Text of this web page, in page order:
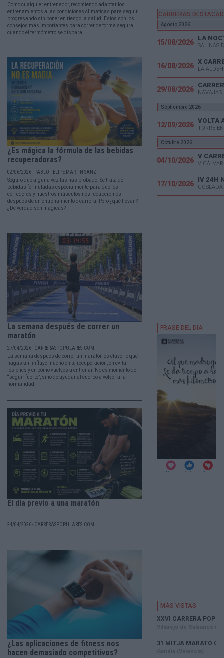
Como cualquier entrenador, recomiendo adaptar los
entrenamientos a las condiciones climáticas para seguir
progresando sin poner en riesgo la salud. Estos son los
consejos más importantes para correr de forma segura
cuando el termómetro se dispara.
¿Es mágica la fórmula de las bebidas
recuperadoras?
02/06/2026 - PABLO FELIPE MARTÍN SANZ
Seguro que alguna vez las has probado. Se trata de
bebidas formuladas especialmente para que los
corredores y nuestros músculos nos recuperemos
después de un entrenamiento o carrera. Pero ¿qué llevan?
¿De verdad son mágicas?
La semana después de correr un
maratón
27/04/2026 - CARRERASPOPULARES.COM
La semana después de correr un maratón es clave: lo que
hagas ahí influye mucho en tu recuperación, en evitar
lesiones y en cómo vuelves a entrenar. No es momento de
“seguir fuerte”, sino de ayudar al cuerpo a volver a la
normalidad.
El día previo a una maratón
24/04/2026 - CARRERASPOPULARES.COM
¿Las aplicaciones de fitness nos
hacen demasiado competitivos?
CARRERAS
Agosto 2026
15/08/2026
LA
SALINAS
16/08/2026
X
LA
29/08/2026
Septiembre 2026
12/09/2026
VOLTA
TORRE
Octubre 2026
04/10/2026
17/10/2026
IV 24H